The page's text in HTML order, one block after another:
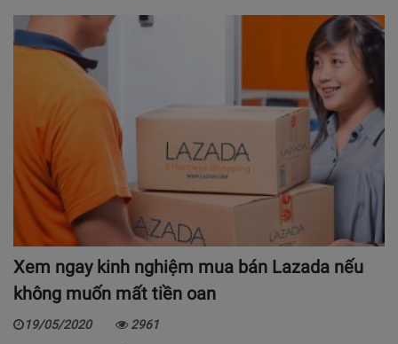
Xem ngay kinh nghiệm mua bán Lazada nếu
không muốn mất tiền oan
19/05/2020 2961